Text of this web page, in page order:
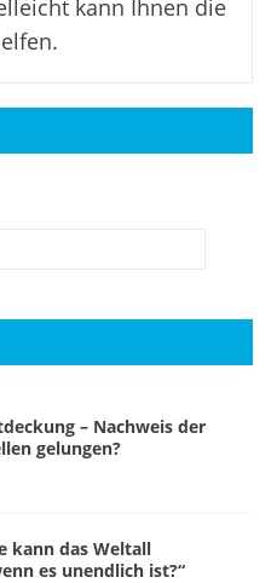
kann Ihnen die
– Nachweis der
gelungen?
kann das Weltall
es unendlich ist?“